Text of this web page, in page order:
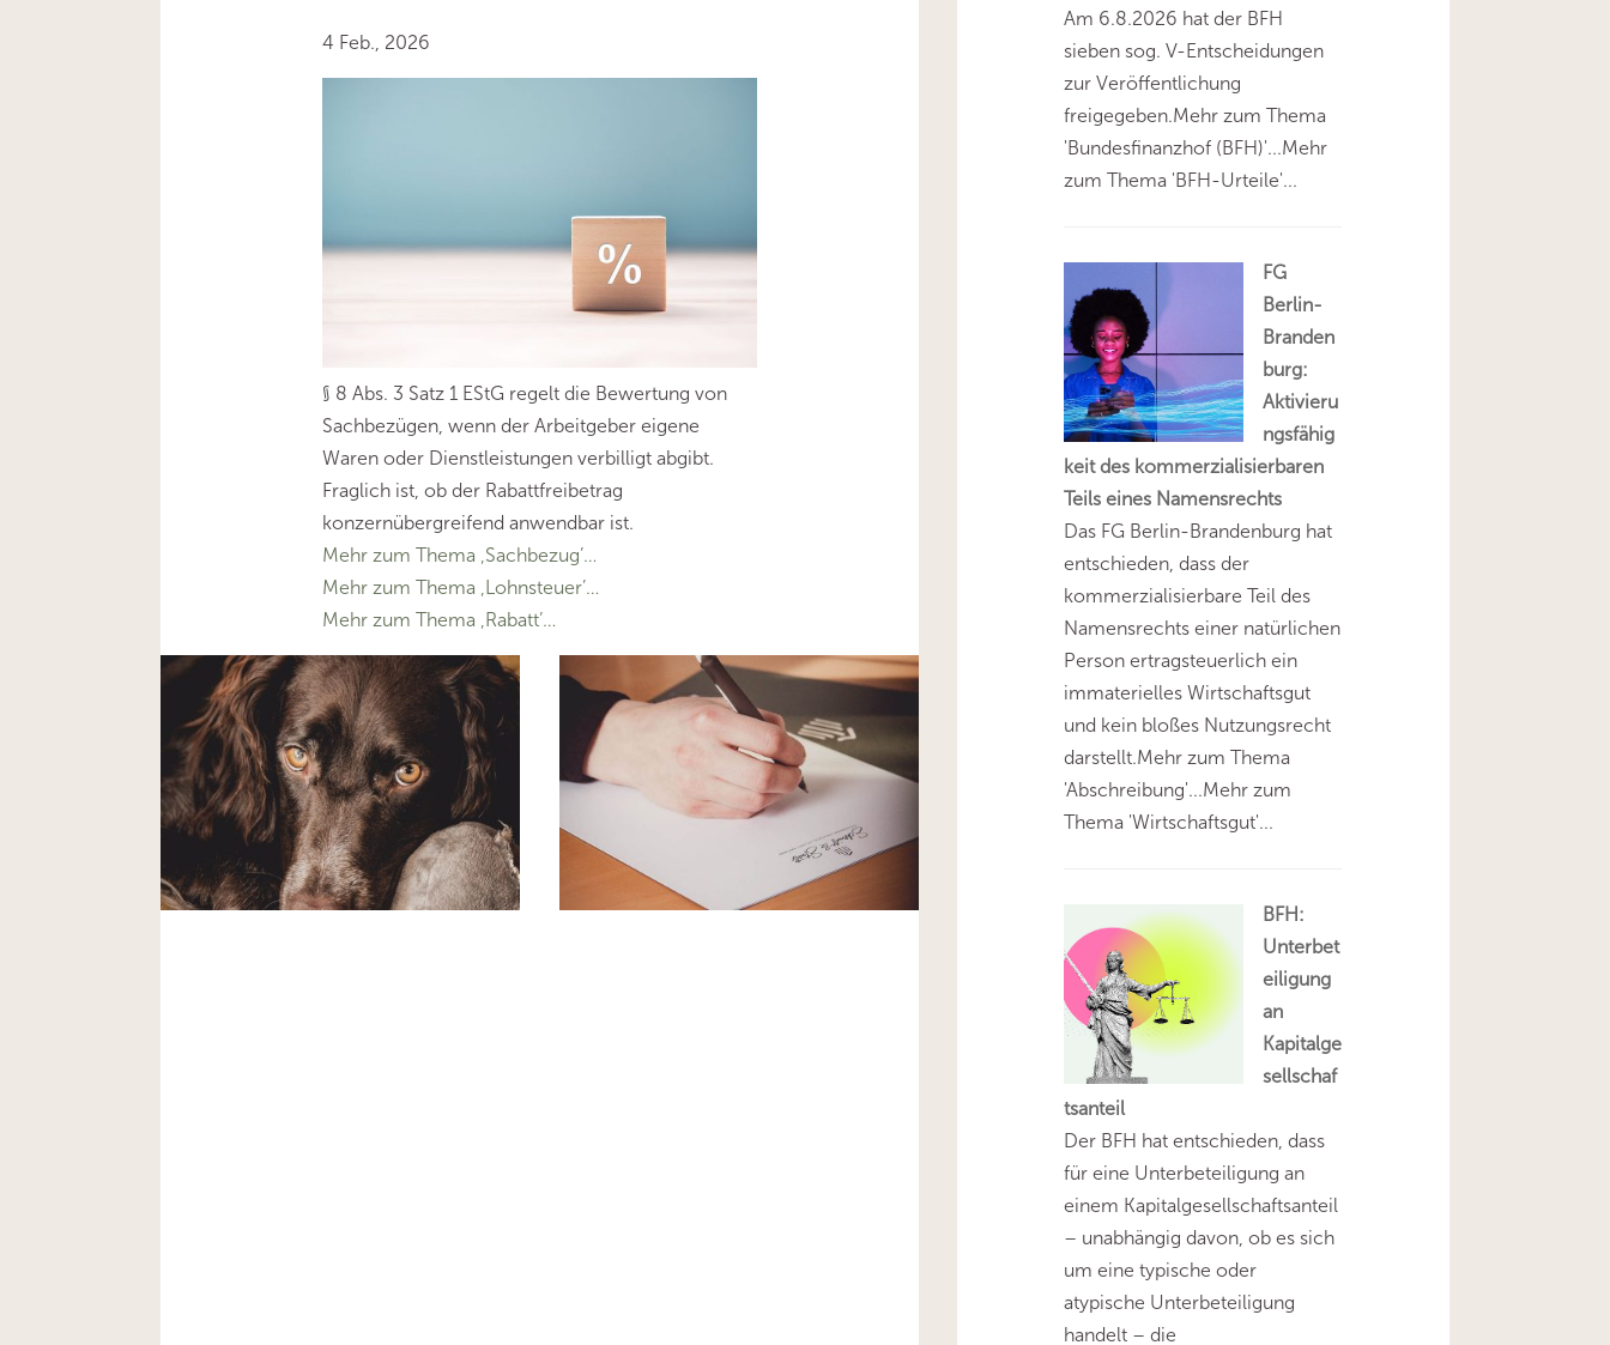
4 Feb., 2026
§ 8 Abs. 3 Satz 1 EStG regelt die Bewertung von
Sachbezügen, wenn der Arbeitgeber eigene
Waren oder Dienstleistungen verbilligt abgibt.
Fraglich ist, ob der Rabattfreibetrag
konzernübergreifend anwendbar ist.
Mehr zum Thema ‚Sachbezug’…
Mehr zum Thema ‚Lohnsteuer’…
Mehr zum Thema ‚Rabatt’…
Am 6.8.2026 hat der BFH
sieben sog. V-Entscheidungen
zur Veröffentlichung
freigegeben.Mehr zum Thema
'Bundesfinanzhof (BFH)'...Mehr
zum Thema 'BFH-Urteile'...
FG
Berlin-
Branden
burg:
Aktivieru
ngsfähig
keit des kommerzialisierbaren
Teils eines Namensrechts
Das FG Berlin-Brandenburg hat
entschieden, dass der
kommerzialisierbare Teil des
Namensrechts einer natürlichen
Person ertragsteuerlich ein
immaterielles Wirtschaftsgut
und kein bloßes Nutzungsrecht
darstellt.Mehr zum Thema
'Abschreibung'...Mehr zum
Thema 'Wirtschaftsgut'...
BFH:
Unterbet
eiligung
an
Kapitalge
sellschaf
tsanteil
Der BFH hat entschieden, dass
für eine Unterbeteiligung an
einem Kapitalgesellschaftsanteil
– unabhängig davon, ob es sich
um eine typische oder
atypische Unterbeteiligung
handelt – die